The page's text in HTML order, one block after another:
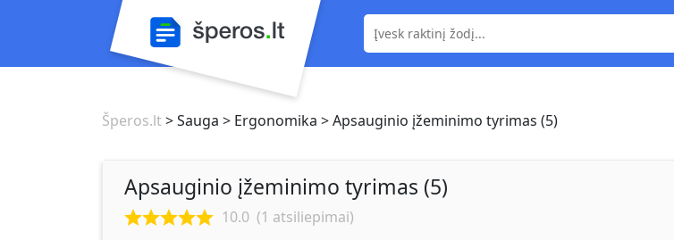
Šperos.lt> Sauga > Ergonomika > Apsauginio įžeminimo tyrimas (5)
Apsauginio įžeminimo tyrimas (5)
10.0 (1 atsiliepimai)